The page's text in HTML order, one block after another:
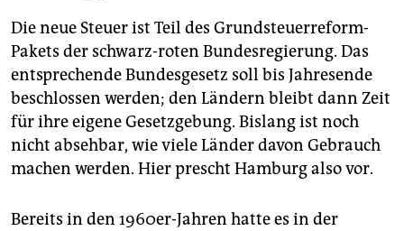
Die neue Steuer ist Teil des Grundsteuerreform-
Pakets der schwarz-roten Bundesregierung. Das
entsprechende Bundesgesetz soll bis Jahresende
beschlossen werden; den Ländern bleibt dann Zeit
für ihre eigene Gesetzgebung. Bislang ist noch
nicht absehbar, wie viele Länder davon Gebrauch
machen werden. Hier prescht Hamburg also vor.
Bereits in den 1960er-Jahren hatte es in der